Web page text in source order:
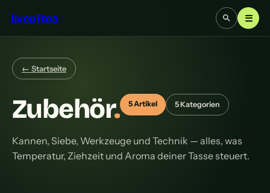
liveoftea ☰
← Startseite
Zubehör. 5 Artikel 5 Kategorien
Kannen, Siebe, Werkzeuge und Technik — alles, was
Temperatur, Ziehzeit und Aroma deiner Tasse steuert.